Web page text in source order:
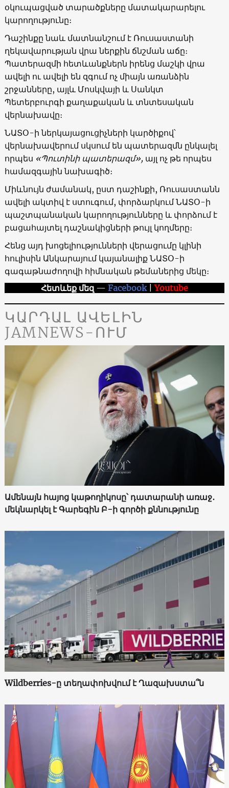
օկուպացված տարածքները մատակարարելու
կարողությունը։
Դաշինքը նաև մատնանշում է Ռուսաստանի
ղեկավարության վրա ներքին ճնշման աճը։
Պատերազմի հետևանքներն իրենց մաշկի վրա
ավելի ու ավելի են զգում ոչ միայն առանձին
շրջանները, այլև Մոսկվայի և Սանկտ
Պետերբուրգի քաղաքական և տնտեսական
վերնախավը։
ՆԱՏՕ-ի ներկայացուցիչների կարծիքով՝
վերնախավերում սկսում են պատերազմն ընկալել
որպես «Պուտինի պատերազմ», այլ ոչ թե որպես
համազգային նախագիծ։
Միևնույն ժամանակ, ըստ դաշինքի, Ռուսաստանն
ավելի ակտիվ է ստուգում, փորձարկում ՆԱՏՕ-ի
պաշտպանական կարողությունները և փորձում է
բացահայտել դաշնակիցների թույլ կողմերը։
Հենց այդ խոցելիությունների վերացումը կլինի
հուլիսին Անկարայում կայանալիք ՆԱՏՕ-ի
գագաթնաժողովի հիմնական թեմաներից մեկը։
Հետևեք մեզ — Facebook |Youtube
ԿԱՐԴԱԼ ԱՎԵԼԻՆ
JAMNEWS-ՈՒՄ
Ամենայն հայոց կաթողիկոսը՝ դատարանի առաջ․
մեկնարկել է Գարեգին Բ-ի գործի քննությունը
Wildberries-ը տեղափոխվում է Ղազախստա՞ն